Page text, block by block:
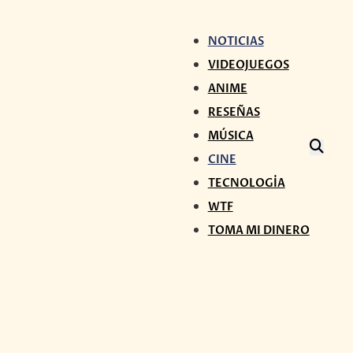
NOTICIAS
VIDEOJUEGOS
ANIME
RESEÑAS
MÚSICA
CINE
TECNOLOGÍA
WTF
TOMA MI DINERO